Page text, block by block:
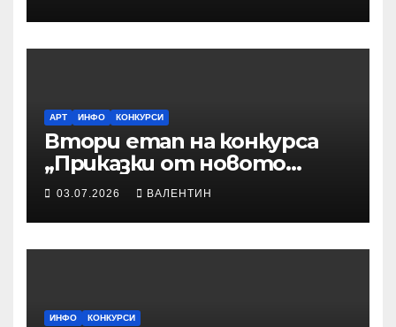
АРТ ИНФО КОНКУРСИ
Втори етап на конкурса
„Приказки от новото
време“ – Илюстрации към
приказките
03.07.2026 ВАЛЕНТИН
ИНФО КОНКУРСИ